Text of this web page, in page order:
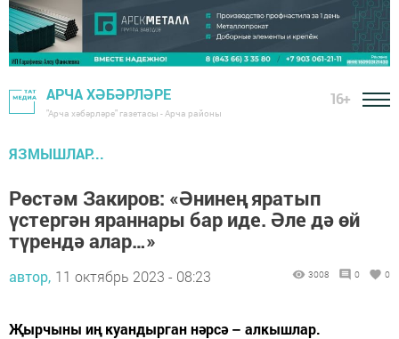
АРЧА ХӘБӘРЛӘРЕ
"Арча хәбәрләре" газетасы - Арча районы
16+
ЯЗМЫШЛАР...
Рөстәм Закиров: «Әнинең яратып
үстергән яраннары бар иде. Әле дә өй
түрендә алар…»
автор, 11 октябрь 2023 - 08:23 3008 0 0
Җырчыны иң куандырган нәрсә – алкышлар.